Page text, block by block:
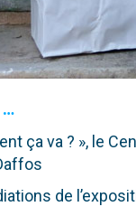
…
ça va ? », le
de